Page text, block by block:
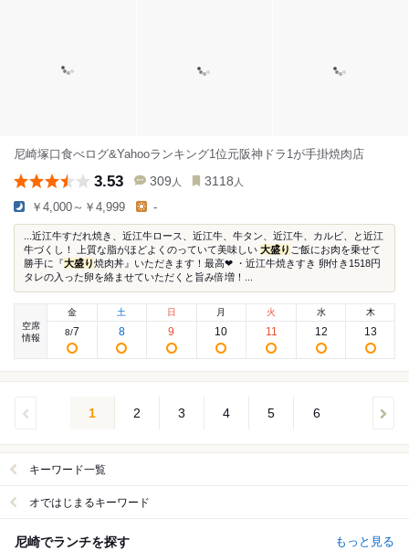
尼崎塚口食べログ&Yahooランキング1位元阪神ドラ1が手掛焼肉店
3.53 309 人 3118 人
￥4,000～￥4,999 -
...近江牛すだれ焼き、近江牛ロース、近江牛、牛タン、近江牛、カルビ、と近江
牛づくし！ 上質な脂がほどよくのっていて美味しい 大盛り ご飯にお肉を乗せて
勝手に『大盛り焼肉丼』いただきます！最高❤︎ ・近江牛焼きすき 卵付き1518円
タレの入った卵を絡ませていただくと旨み倍増！...
空席
情報
金
8/7
土
8
日
9
月
10
火
11
水
12
木
13
1 2 3 4 5 6
キーワード一覧
オではじまるキーワード
尼崎でランチを探す もっと見る